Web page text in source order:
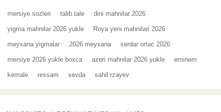
mersiye sozleri talib tale dini mahnilar 2026
yigma mahnilar 2026 yukle Roya yeni mahnilari 2026
meyxana yigmalar 2026 meyxana serdar ortac 2026
mersiye 2026 yukle boxca azeri mahnilar 2026 yukle eminem
kemale ressam sevda sahil rzayev